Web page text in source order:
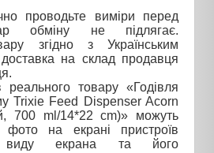
проводьте виміри перед
обміну не підлягає.
згідно з Українським
на склад продавця
реального товару «Годівля
Trixie Feed Dispenser Acorn
700 ml/14*22 cm)» можуть
фото на екрані пристроїв
виду екрана та його